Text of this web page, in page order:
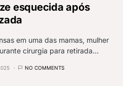
esquecida após
em uma das mamas, mulher
cirurgia para retirada…
NO COMMENTS